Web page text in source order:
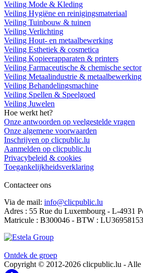
Veiling Mode & Kleding
Veiling Hygiëne en reinigingsmateriaal
Veiling Tuinbouw & tuinen
Veiling Verlichting
Veiling Hout- en metaalbewerking
Veiling Esthetiek & cosmetica
Veiling Kopieerapparaten & printers
Veiling Farmaceutische & chemische sector
Veiling Metaalindustrie & metaalbewerking
Veiling Behandelingsmachine
Veiling Spellen & Speelgoed
Veiling Juwelen
Hoe werkt het?
Onze antwoorden op veelgestelde vragen
Onze algemene voorwaarden
Inschrijven op clicpublic.lu
Aanmelden op clicpublic.lu
Privacybeleid & cookies
Toegankelijkheidsverklaring
Contacteer ons
Via de mail: info@clicpublic.lu
Adres : 55 Rue du Luxembourg - L-4931
Matricule : B300046 - BTW : LU36958153
Ontdek de groep
Copyright © 2012-2026 clicpublic.lu - Alle